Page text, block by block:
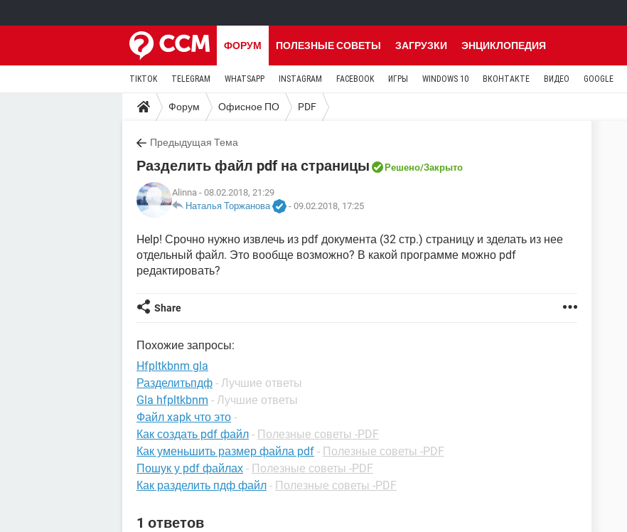
ФОРУМ ПОЛЕЗНЫЕ СОВЕТЫ ЗАГРУЗКИ ЭНЦИКЛОПЕДИЯ
TIKTOK TELEGRAM WHATSAPP INSTAGRAM FACEBOOK ИГРЫ WINDOWS 10 ВКОНТАКТЕ ВИДЕО GOOGLE
Форум Офисное ПО PDF
Предыдущая Тема
Разделить файл pdf на страницы Решено/Закрыто
Alinna - 08.02.2018, 21:29
Наталья Торжанова
- 09.02.2018, 17:25
Help! Срочно нужно извлечь из pdf документа (32 стр.) страницу и зделать из нее
отдельный файл. Это вообще возможно? В какой программе можно pdf
редактировать?
Share
Похожие запросы:
Hfpltkbnm gla
Разделитьпдф - Лучшие ответы
Gla hfpltkbnm - Лучшие ответы
Файл xapk что это -
Как создать pdf файл - Полезные советы -PDF
Как уменьшить размер файла pdf - Полезные советы -PDF
Пошук у pdf файлах - Полезные советы -PDF
Как разделить пдф файл - Полезные советы -PDF
1 ответов